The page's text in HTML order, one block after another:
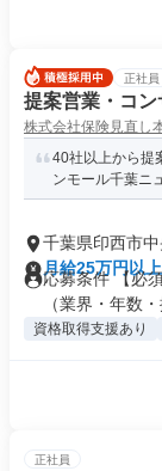
正社員
提案営業・コ
株式会社保険見直し
40社以上から提
ンモール千葉ニ
千葉県印西市
月給25万円以上
応募条件 【必
（業界・年数
資格取得支援あり
正社員